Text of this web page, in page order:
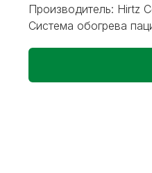
Производитель: Hirtz
Система обогрева